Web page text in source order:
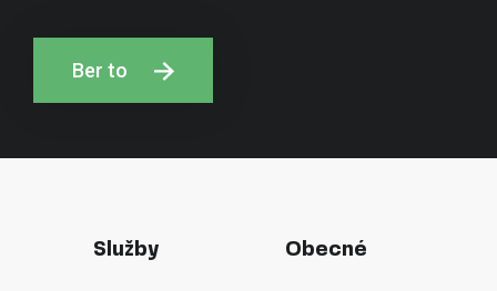
Ber to
Služby Obecné